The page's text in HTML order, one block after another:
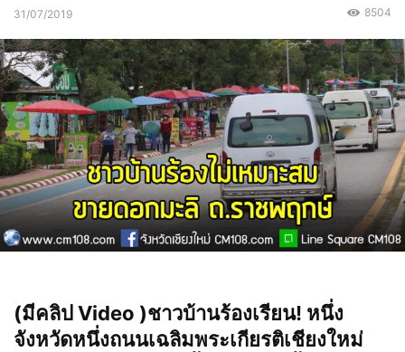
31/07/2019 8504
(มีคลิป Video )ชาวบ้านร้องเรียน! หนึ่ง
จังหวัดหนึ่งถนนเฉลิมพระเกียรติเชียงใหม่